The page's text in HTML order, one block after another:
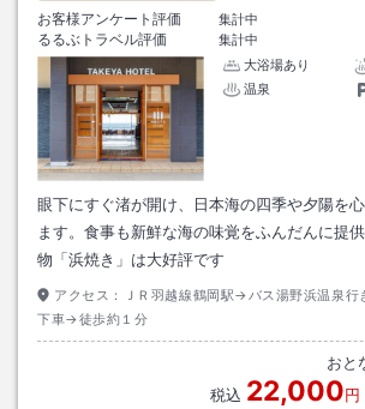
お客様アンケート評価
集計中
るるぶトラベル評価
集計中
大浴場あり
温泉
眼下にすぐ渚が開け、日本海の四季や夕陽を
ます。食事も新鮮な海の味覚をふんだんに提
物「浜焼き」は大好評です
アクセス：
ＪＲ羽越線鶴岡駅→バス湯野浜温泉行
下車→徒歩約１分
おと
税込 22,000円